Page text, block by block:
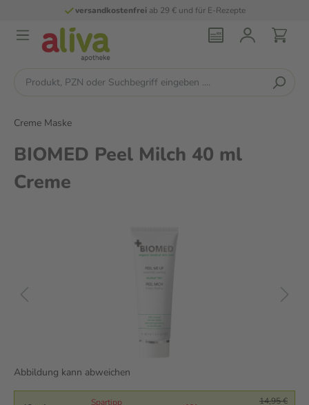
versandkostenfreiab 29 € und für E-Rezepte
Creme Maske
BIOMED Peel Milch 40 ml
Creme
Abbildung kann abweichen
Spartipp
14,95 €